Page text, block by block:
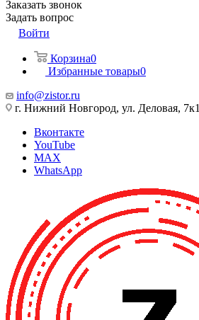
Заказать звонок
Задать вопрос
Войти
Корзина0
Избранные товары0
info@zistor.ru
г. Нижний Новгород, ул. Деловая, 7к1
Вконтакте
YouTube
MAX
WhatsApp